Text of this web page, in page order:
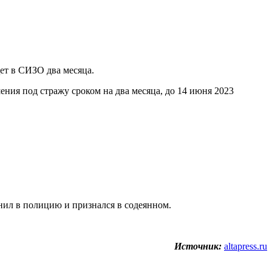
в СИЗО два месяца.
под стражу сроком на два месяца, до 14 июня 2023
в полицию и признался в содеянном.
Источник: altapress.ru